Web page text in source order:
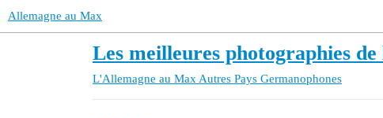
Allemagne au Max
Les meilleures photographies de
L'Allemagne au Max Autres Pays Germanophones